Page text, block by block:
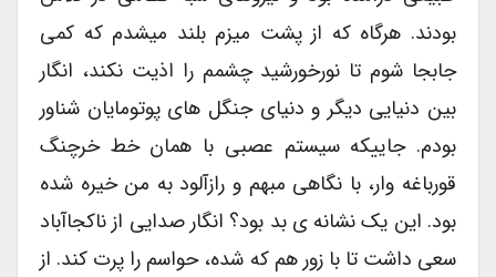
بودند. هرگاه که از پشت میزم بلند میشدم که کمی
جابجا شوم تا نورخورشید چشمم را اذیت نکند، انگار
بین دنیایی دیگر و دنیای جنگل های پوتومایان شناور
بودم. جاییکه سیستم عصبی با همان خط خرچنگ
قورباغه وار، با نگاهی مبهم و رازآلود به من خیره شده
بود. این یک نشانه ی بد بود؟ انگار صدایی از ناکجاآباد
سعی داشت تا با زور هم که شده، حواسم را پرت کند. از